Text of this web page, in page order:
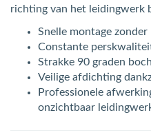
richting van het leidingwerk
Snelle montage
Constante
Strakke 90 graden
Veilige afdichting
Professionele
onzichtbaar